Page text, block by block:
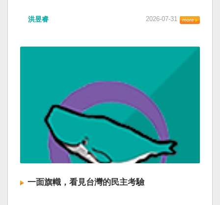
洪昱睿 2026-07-31
一面旗幟，看見台灣的民主考驗